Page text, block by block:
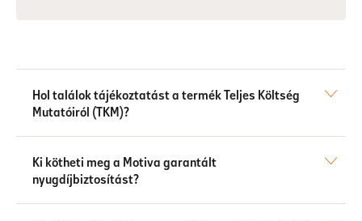
Hol találok tájékoztatást a termék Teljes Költség
Mutatóiról (TKM)?
Ki kötheti meg a Motiva garantált
nyugdíjbiztosítást?